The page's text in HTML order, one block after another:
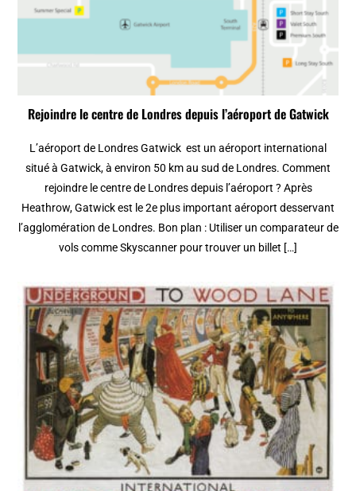
Rejoindre le centre de Londres depuis l’aéroport de Gatwick
L’aéroport de Londres Gatwick est un aéroport international
situé à Gatwick, à environ 50 km au sud de Londres. Comment
rejoindre le centre de Londres depuis l’aéroport ? Après
Heathrow, Gatwick est le 2e plus important aéroport desservant
l’agglomération de Londres. Bon plan : Utiliser un comparateur de
vols comme Skyscanner pour trouver un billet […]